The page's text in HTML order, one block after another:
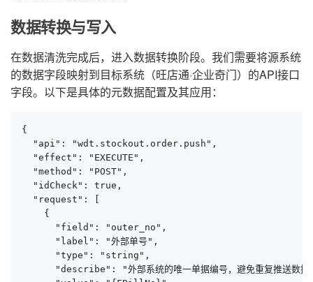
数据转换与写入
在数据清洗完成后，进入数据转换阶段。我们需要将源系统
的数据字段映射到目标系统（旺店通·企业奇门）的API接口
字段。以下是具体的元数据配置及其应用：
{
  "api": "wdt.stockout.order.push",
  "effect": "EXECUTE",
  "method": "POST",
  "idCheck": true,
  "request": [
    {
      "field": "outer_no",
      "label": "外部单号",
      "type": "string",
"describe": "外部系统的唯一单据编号，避免重复推送数据